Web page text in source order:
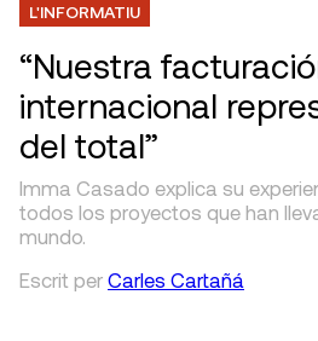
L'INFORMATIU
“Nuestra
internacional
del total”
Imma Casado explica su
todos los proyectos que han
mundo.
Escrit per Carles Cartañá